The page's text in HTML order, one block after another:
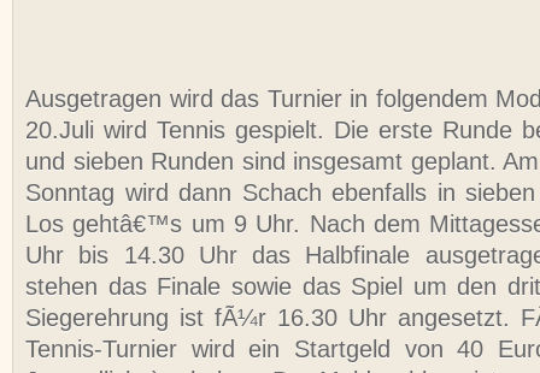
Ausgetragen wird das Turnier in folgendem
20.Juli wird Tennis gespielt. Die erste Runde
und sieben Runden sind insgesamt geplant.
Sonntag wird dann Schach ebenfalls in
Los gehtâ€™s um 9 Uhr. Nach dem
Uhr bis 14.30 Uhr das Halbfinale
stehen das Finale sowie das Spiel um den
Siegerehrung ist fÃ¼r 16.30 Uhr angesetzt.
Tennis-Turnier wird ein Startgeld von 40